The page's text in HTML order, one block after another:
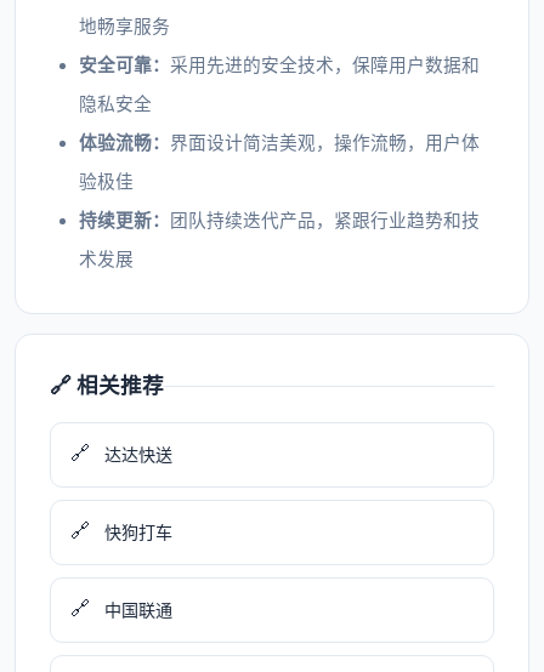
地畅享服务
安全可靠： 采用先进的安全技术，保障用户数据和
隐私安全
体验流畅： 界面设计简洁美观，操作流畅，用户体
验极佳
持续更新：
团队持续迭代产品，紧跟行业趋势和技
术发展
🔗 相关推荐
🔗 达达快送
🔗 快狗打车
🔗 中国联通